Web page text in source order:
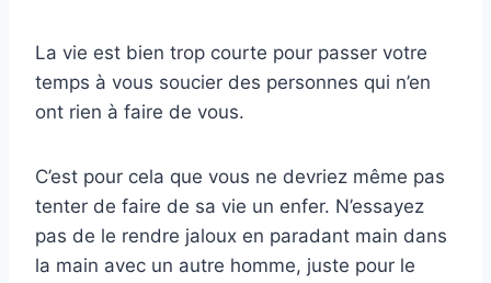
La vie est bien trop courte pour passer votre
temps à vous soucier des personnes qui n’en
ont rien à faire de vous.
C’est pour cela que vous ne devriez même pas
tenter de faire de sa vie un enfer. N’essayez
pas de le rendre jaloux en paradant main dans
la main avec un autre homme, juste pour le